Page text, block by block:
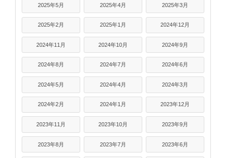
2025年5月 2025年4月 2025年3月
2025年2月 2025年1月 2024年12月
2024年11月 2024年10月 2024年9月
2024年8月 2024年7月 2024年6月
2024年5月 2024年4月 2024年3月
2024年2月 2024年1月 2023年12月
2023年11月 2023年10月 2023年9月
2023年8月 2023年7月 2023年6月